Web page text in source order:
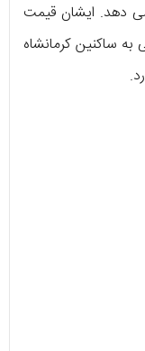
دهد. ایشان قیمت
ساکنین کرمانشاه